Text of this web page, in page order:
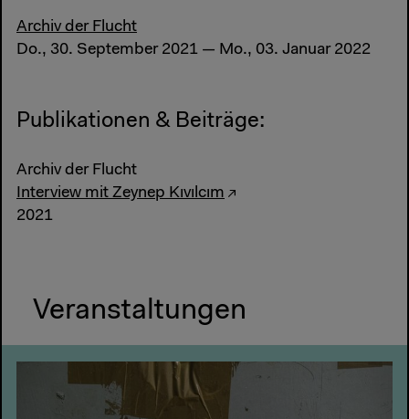
Archiv der Flucht
Do., 30. September 2021 — Mo., 03. Januar 2022
Publikationen & Beiträge:
Archiv der Flucht
Interview mit Zeynep Kıvılcım
2021
Veranstaltungen